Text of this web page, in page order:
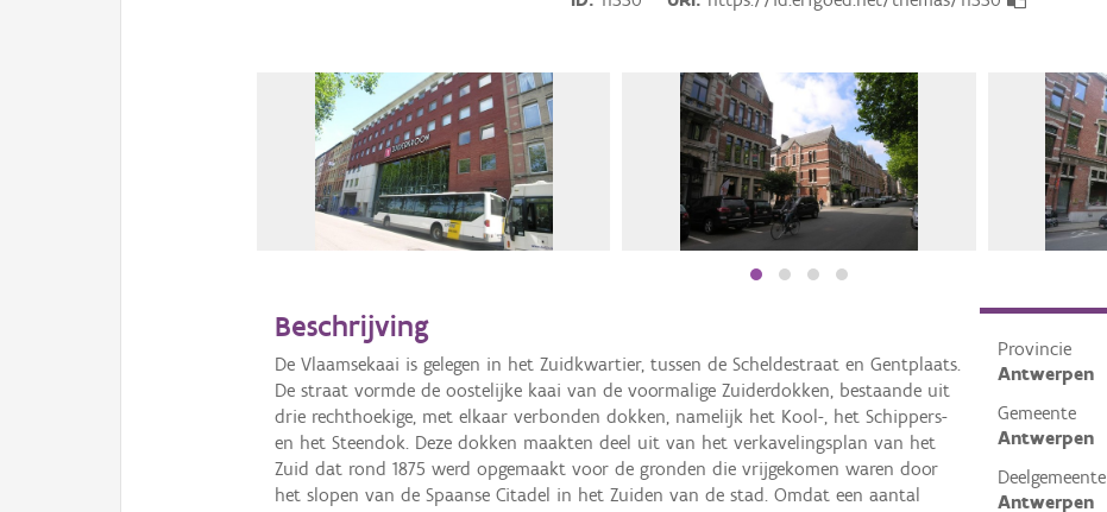
Provincie
Antwerpen
Gemeente
Antwerpen
Deelgemeente
Antwerpen
Beschrijving
De Vlaamsekaai is gelegen in het Zuidkwartier, tussen de Scheldestraat en Gentplaats.
De straat vormde de oostelijke kaai van de voormalige Zuiderdokken, bestaande uit
drie rechthoekige, met elkaar verbonden dokken, namelijk het Kool-, het Schippers-
en het Steendok. Deze dokken maakten deel uit van het verkavelingsplan van het
Zuid dat rond 1875 werd opgemaakt voor de gronden die vrijgekomen waren door
het slopen van de Spaanse Citadel in het Zuiden van de stad. Omdat een aantal